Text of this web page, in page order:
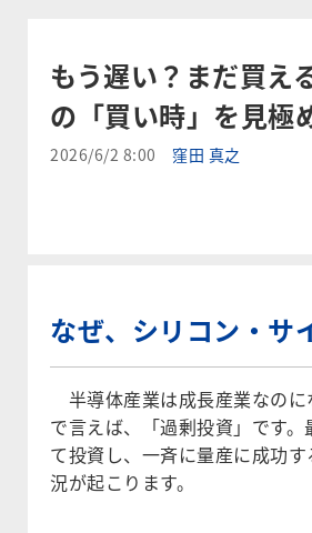
もう遅い？まだ買え
の「買い時」を見極
2026/6/2 8:00 窪田 真之
なぜ、シリコン・サ
半導体産業は成長産業なの
で言えば、「過剰投資」です
て投資し、一斉に量産に成功
況が起こります。